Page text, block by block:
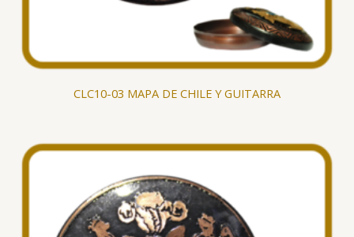
CLC10-03 MAPA DE CHILE Y GUITARRA